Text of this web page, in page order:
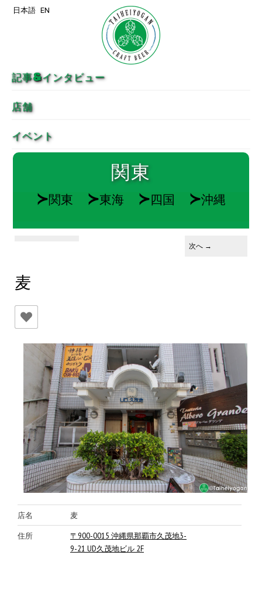
記事&インタビュー
店舗
イベント
日本語 EN
関東
≻関東 ≻東海 ≻四国 ≻沖縄
次へ →
麦
店名 麦
住所
〒900-0015 沖縄県那覇市久茂地3-
9-21 UD久茂地ビル 2F